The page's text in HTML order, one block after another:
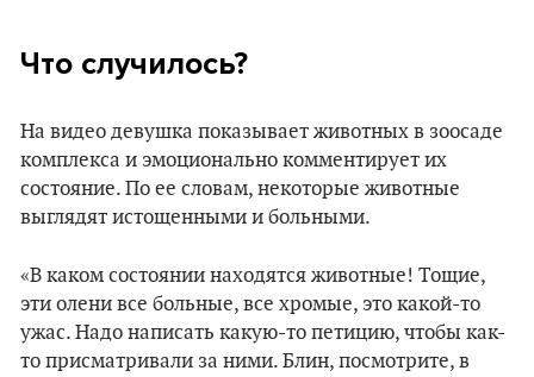
Что случилось?
На видео девушка показывает животных в зоосаде
комплекса и эмоционально комментирует их
состояние. По ее словам, некоторые животные
выглядят истощенными и больными.
«В каком состоянии находятся животные! Тощие,
эти олени все больные, все хромые, это какой-то
ужас. Надо написать какую-то петицию, чтобы как-
то присматривали за ними. Блин, посмотрите, в